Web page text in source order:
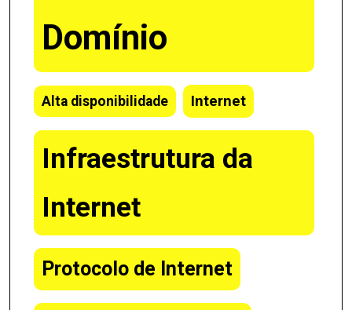
Domínio
Alta disponibilidade Internet
Infraestrutura da
Internet
Protocolo de Internet